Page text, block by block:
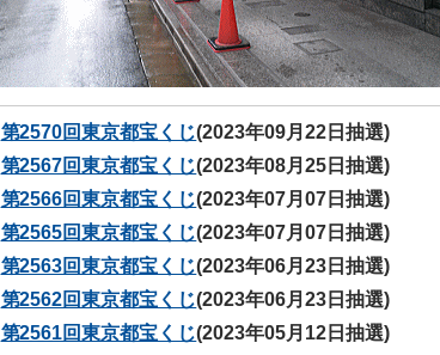
第2570回東京都宝くじ(2023年09月22日抽選)
第2567回東京都宝くじ(2023年08月25日抽選)
第2566回東京都宝くじ(2023年07月07日抽選)
第2565回東京都宝くじ(2023年07月07日抽選)
第2563回東京都宝くじ(2023年06月23日抽選)
第2562回東京都宝くじ(2023年06月23日抽選)
第2561回東京都宝くじ(2023年05月12日抽選)